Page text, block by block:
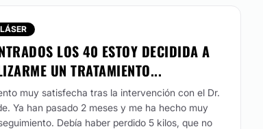
LOS 40 ESTOY DECIDIDA A
UN TRATAMIENTO...
muy satisfecha tras la intervención con el Dr.
Ya han pasado 2 meses y me ha hecho muy
Debía haber perdido 5 kilos, que no